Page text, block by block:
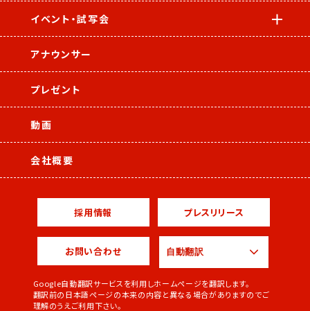
イベント・試写会
アナウンサー
プレゼント
動画
会社概要
採用情報 プレスリリース
お問い合わせ
Google自動翻訳サービスを利用しホームページを翻訳します。
翻訳前の日本語ページの本来の内容と異なる場合がありますのでご
理解のうえご利用下さい。